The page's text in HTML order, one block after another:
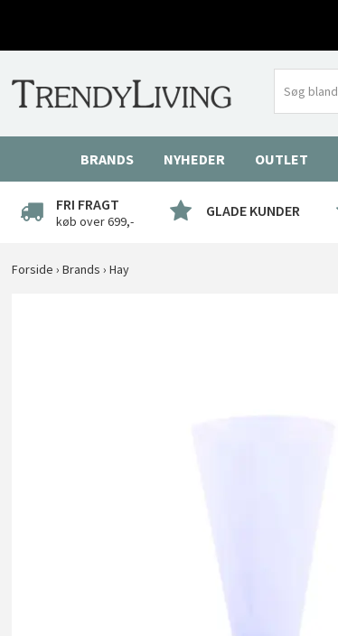
BRANDS NYHEDER OUTLET
FRI FRAGT
køb over 699,-
GLADE KUNDER
Forside ›Brands ›Hay